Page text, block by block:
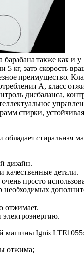
барабана также как и у
кг, зато скорость
преимущество.
А, класс
дисбаланса,
стирки,
обладает стиральная
дизайн.
качественные детали.
просто
необходимых
отжимает.
машины Ignis LTE1055:
отжима;